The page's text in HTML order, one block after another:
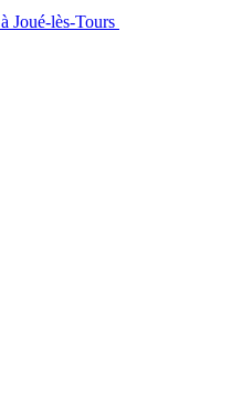
Joué-lès-Tours